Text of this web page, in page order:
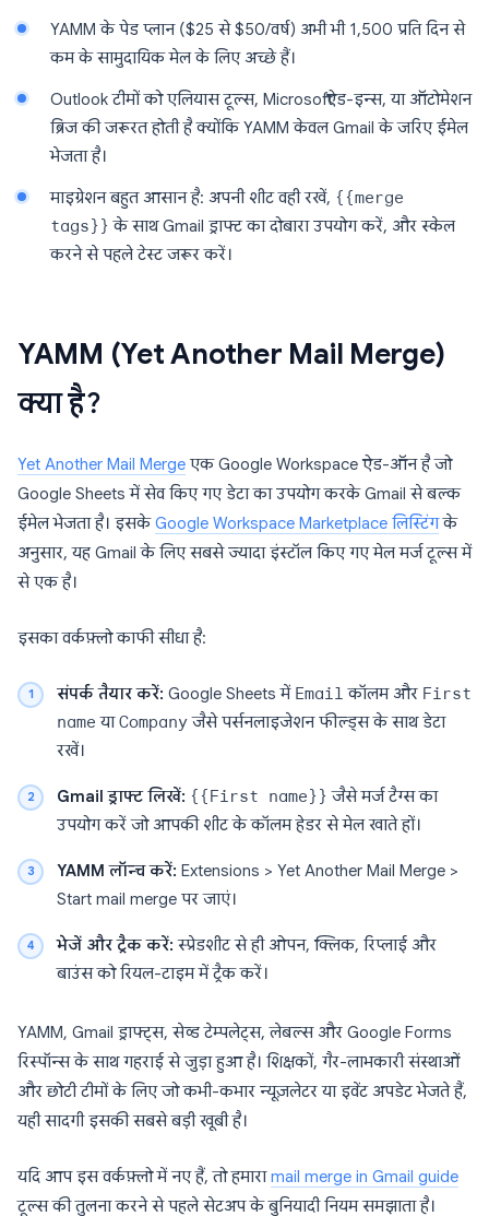
YAMM के पेड प्लान ($25 से $50/वर्ष) अभी भी 1,500 प्रति दिन से
कम के सामुदायिक मेल के लिए अच्छे हैं।
Outlook टीमों को एलियास टूल्स, Microsoft ऐड-इन्स, या ऑटोमेशन
ब्रिज की जरूरत होती है क्योंकि YAMM केवल Gmail के जरिए ईमेल
भेजता है।
माइग्रेशन बहुत आसान है: अपनी शीट वही रखें, {{merge
tags}} के साथ Gmail ड्राफ्ट का दोबारा उपयोग करें, और स्केल
करने से पहले टेस्ट जरूर करें।
YAMM (Yet Another Mail Merge)
क्या है?
Yet Another Mail Merge एक Google Workspace ऐड-ऑन है जो
Google Sheets में सेव किए गए डेटा का उपयोग करके Gmail से बल्क
ईमेल भेजता है। इसकेGoogle Workspace Marketplace लिस्टिंगके
अनुसार, यह Gmail के लिए सबसे ज्यादा इंस्टॉल किए गए मेल मर्ज टूल्स में
से एक है।
इसका वर्कफ़्लो काफी सीधा है:
संपर्क तैयार करें: Google Sheets में Email कॉलम और First
name याCompanyजैसे पर्सनलाइजेशन फील्ड्स के साथ डेटा
रखें।
Gmail ड्राफ्ट लिखें: {{First name}} जैसे मर्ज टैग्स का
उपयोग करें जो आपकी शीट के कॉलम हेडर से मेल खाते हों।
YAMM लॉन्च करें: Extensions > Yet Another Mail Merge >
Start mail merge पर जाएं।
भेजें और ट्रैक करें: स्प्रेडशीट से ही ओपन, क्लिक, रिप्लाई और
बाउंस को रियल-टाइम में ट्रैक करें।
YAMM, Gmail ड्राफ्ट्स, सेव्ड टेम्पलेट्स, लेबल्स और Google Forms
रिस्पॉन्स के साथ गहराई से जुड़ा हुआ है। शिक्षकों, गैर-लाभकारी संस्थाओं
और छोटी टीमों के लिए जो कभी-कभार न्यूज़लेटर या इवेंट अपडेट भेजते हैं,
यही सादगी इसकी सबसे बड़ी खूबी है।
यदि आप इस वर्कफ़्लो में नए हैं, तो हमाराmail merge in Gmail guide
टूल्स की तुलना करने से पहले सेटअप के बुनियादी नियम समझाता है।